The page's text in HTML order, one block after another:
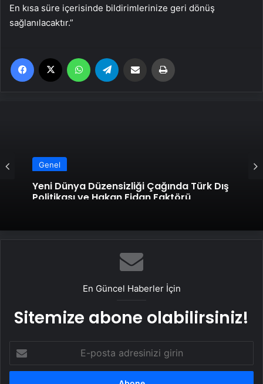
En kısa süre içerisinde bildirimlerinize geri dönüş
sağlanılacaktır.”
Facebook WhatsApp Email'den paylaş
Genel
Yeni Dünya Düzensizliği Çağında Türk Dış
Politikası ve Hakan Fidan Faktörü
En Güncel Haberler İçin
Sitemize abone olabilirsiniz!
posta
adresinizi